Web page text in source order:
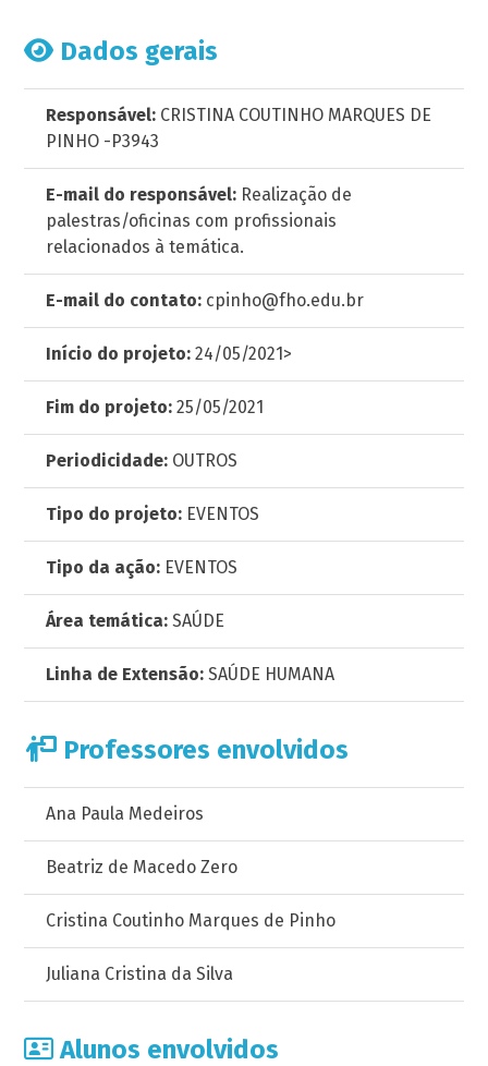
Dados gerais
Responsável: CRISTINA COUTINHO MARQUES DE
PINHO -P3943
E-mail do responsável: Realização de
palestras/oficinas com profissionais
relacionados à temática.
E-mail do contato: cpinho@fho.edu.br
Início do projeto: 24/05/2021>
Fim do projeto: 25/05/2021
Periodicidade: OUTROS
Tipo do projeto: EVENTOS
Tipo da ação: EVENTOS
Área temática: SAÚDE
Linha de Extensão: SAÚDE HUMANA
Professores envolvidos
Ana Paula Medeiros
Beatriz de Macedo Zero
Cristina Coutinho Marques de Pinho
Juliana Cristina da Silva
Alunos envolvidos